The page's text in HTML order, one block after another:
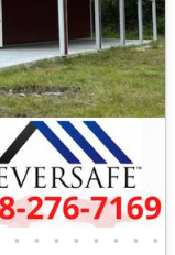
• • • • • • • •